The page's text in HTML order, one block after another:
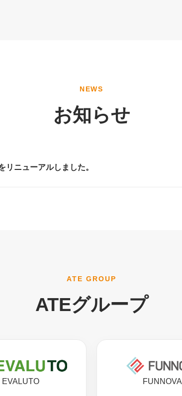
NEWS
お知らせ
リニューアルしました。
ATE GROUP
ATEグループ
EVALUTO FUNNOVA